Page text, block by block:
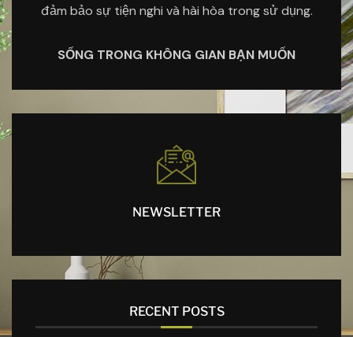
đảm bảo sự tiện nghi và hài hòa trong sử dụng.
SỐNG TRONG KHÔNG GIAN BẠN MUỐN
NEWSLETTER
RECENT POSTS